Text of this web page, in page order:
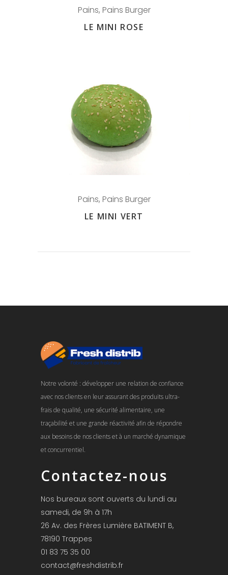
Pains, Pains Burger
LE MINI ROSE
Pains, Pains Burger
LE MINI VERT
Notre volonté : développer une relation de confiance
avec nos clients en leur assurant des produits ultra-
frais de qualité, une sécurité alimentaire, une
traçabilité et une grande réactivité afin de répondre
aux besoins de nos clients et à un marché dynamique
et concurrentiel.
Contactez-nous
Nos bureaux sont ouverts du lundi au
samedi, de 9h à 17h
26 Av. des Frères Lumière BATIMENT B,
78190 Trappes
01 83 75 35 00
contact@freshdistrib.fr